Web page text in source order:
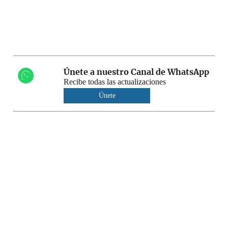
Únete a nuestro Canal de WhatsApp
Recibe todas las actualizaciones
Únete